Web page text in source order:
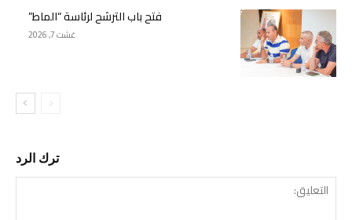
فتح باب الترشح لرئاسة “الماط”
غشت 7, 2026
ترك الرد